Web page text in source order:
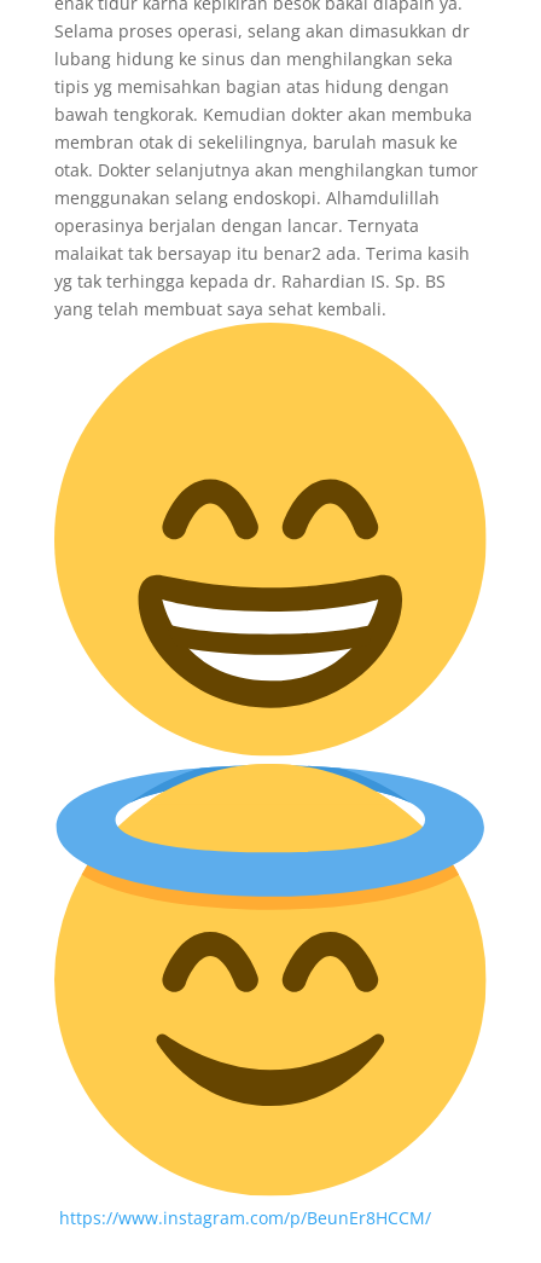
Selama proses operasi, selang akan dimasukkan dr
lubang hidung ke sinus dan menghilangkan seka
tipis yg memisahkan bagian atas hidung dengan
bawah tengkorak. Kemudian dokter akan membuka
membran otak di sekelilingnya, barulah masuk ke
otak. Dokter selanjutnya akan menghilangkan tumor
menggunakan selang endoskopi. Alhamdulillah
operasinya berjalan dengan lancar. Ternyata
malaikat tak bersayap itu benar2 ada. Terima kasih
yg tak terhingga kepada dr. Rahardian IS. Sp. BS
yang telah membuat saya sehat kembali.
https://www.instagram.com/p/BeunEr8HCCM/